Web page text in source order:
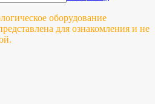
оборудование
для ознакомления и не